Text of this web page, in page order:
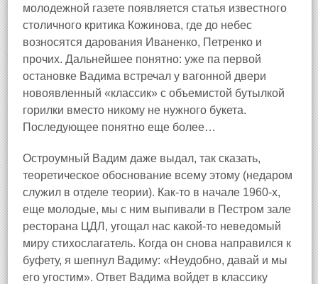
молодежной газете появляется статья известного
столичного критика Кожинова, где до небес
возносятся дарования Иваненко, Петренко и
прочих. Дальнейшее понятно: уже па первой
остановке Вадима встречал у вагонной двери
новоявленный «классик» с объемистой бутылкой
горилки вместо никому не нужного букета.
Последующее понятно еще более…
Остроумный Вадим даже выдал, так сказать,
теоретическое обоснование всему этому (недаром
служил в отделе теории). Как‑то в начале 1960‑х,
еще молодые, мы с ним выпивали в Пестром зале
ресторана ЦДЛ, угощал нас какой‑то неведомый
миру стихослагатель. Когда он снова направился к
буфету, я шепнул Вадиму: «Неудобно, давай и мы
его угостим». Ответ Вадима войдет в классику